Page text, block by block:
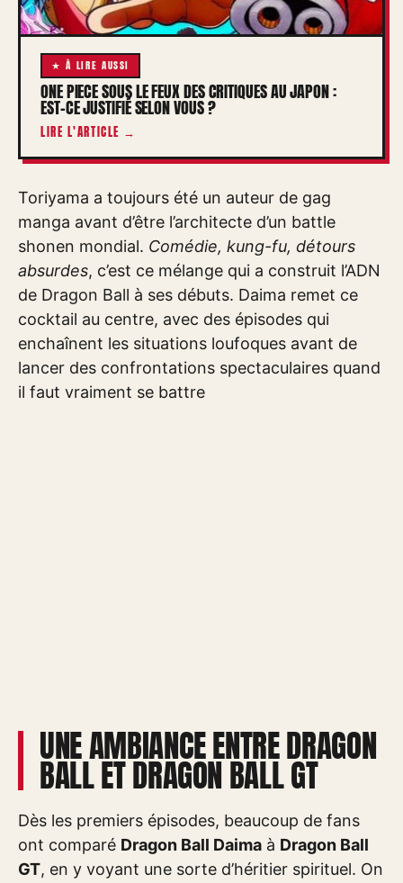
★ À LIRE AUSSI
ONE PIECE SOUS LE FEUX DES CRITIQUES AU JAPON :
EST-CE JUSTIFIÉ SELON VOUS ?
LIRE L'ARTICLE →
Toriyama a toujours été un auteur de gag
manga avant d’être l’architecte d’un battle
shonen mondial. Comédie, kung-fu, détours
absurdes, c’est ce mélange qui a construit l’ADN
de Dragon Ball à ses débuts. Daima remet ce
cocktail au centre, avec des épisodes qui
enchaînent les situations loufoques avant de
lancer des confrontations spectaculaires quand
il faut vraiment se battre
UNE AMBIANCE ENTRE DRAGON
BALL ET DRAGON BALL GT
Dès les premiers épisodes, beaucoup de fans
ont comparé Dragon Ball Daima à Dragon Ball
GT, en y voyant une sorte d’héritier spirituel. On